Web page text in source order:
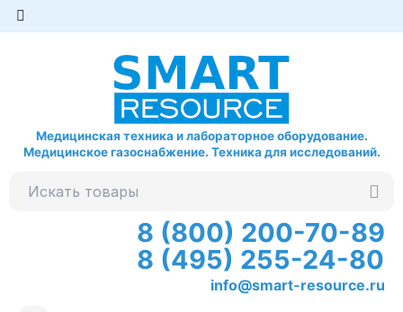
Медицинская техника и лабораторное оборудование.
Медицинское газоснабжение. Техника для исследований.
8 (800) 200-70-89
8 (495) 255-24-80
info@smart-resource.ru